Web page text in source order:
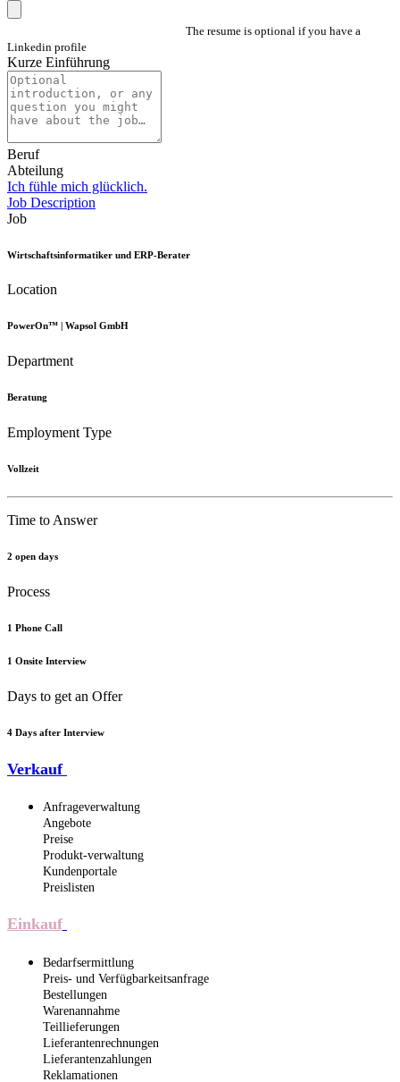
The resume is optional if you have a
Linkedin profile
Kurze Einführung
Beruf
Abteilung
Ich fühle mich glücklich.
Job Description
Job
Wirtschaftsinformatiker und ERP-Berater
Location
PowerOn™ | Wapsol GmbH
Department
Beratung
Employment Type
Vollzeit
Time to Answer
2 open days
Process
1 Phone Call
1 Onsite Interview
Days to get an Offer
4 Days after Interview
Verkauf
Anfrageverwaltung
Angebote
Preise
Produkt-verwaltung
Kundenportale
Preislisten
Einkauf
Bedarfsermittlung
Preis- und Verfügbarkeitsanfrage
Bestellungen
Warenannahme
Teillieferungen
Lieferantenrechnungen
Lieferantenzahlungen
Reklamationen